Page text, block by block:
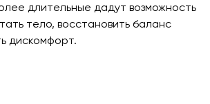
длительные дадут возможность
тело, восстановить баланс
дискомфорт.